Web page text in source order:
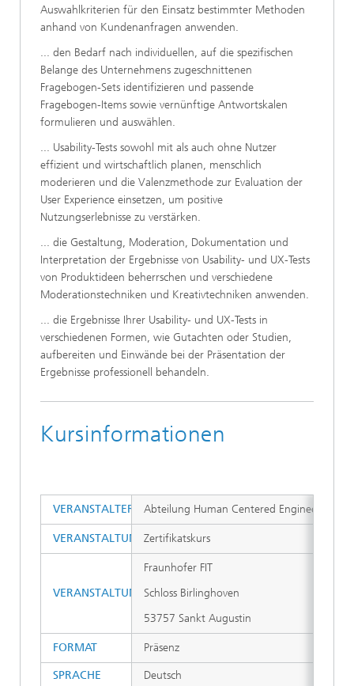
Auswahlkriterien für den Einsatz bestimmter Methoden
anhand von Kundenanfragen anwenden.
... den Bedarf nach individuellen, auf die spezifischen
Belange des Unternehmens zugeschnittenen
Fragebogen-Sets identifizieren und passende
Fragebogen-Items sowie vernünftige Antwortskalen
formulieren und auswählen.
... Usability-Tests sowohl mit als auch ohne Nutzer
effizient und wirtschaftlich planen, menschlich
moderieren und die Valenzmethode zur Evaluation der
User Experience einsetzen, um positive
Nutzungserlebnisse zu verstärken.
... die Gestaltung, Moderation, Dokumentation und
Interpretation der Ergebnisse von Usability- und UX-Tests
von Produktideen beherrschen und verschiedene
Moderationstechniken und Kreativtechniken anwenden.
... die Ergebnisse Ihrer Usability- und UX-Tests in
verschiedenen Formen, wie Gutachten oder Studien,
aufbereiten und Einwände bei der Präsentation der
Ergebnisse professionell behandeln.
Kursinformationen
Abteilung Human Centered Engineering &
Zertifikatskurs
Fraunhofer FIT
Schloss Birlinghoven
53757 Sankt Augustin
Präsenz
Deutsch
VERANSTALTER
VERANSTALTUNGSTYP
VERANSTALTUNGSORT
FORMAT
SPRACHE